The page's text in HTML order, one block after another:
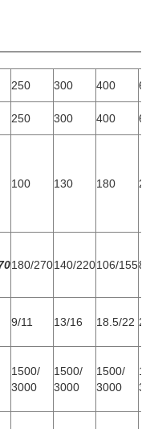
250 300 400
250 300 400
100 130 180
180/270140/220106/155
9/11 13/16 18.5/22
1500/
3000
1500/
3000
1500/
3000